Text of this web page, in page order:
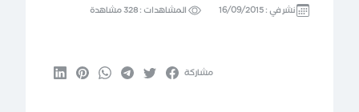
نشر في :16/09/2015 المشاهدات :328 مشاهدة
مشاركة